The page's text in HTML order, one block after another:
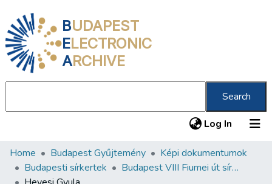
BUDAPEST
ELECTRONIC
ARCHIVE
Search
Log In (current)
Communities & Collections
All of DSpace
Home Budapest Gyűjtemény
Képi dokumentumok
Budapesti sírkertek
Budapest VIII Fiumei út sírkert 4. rész